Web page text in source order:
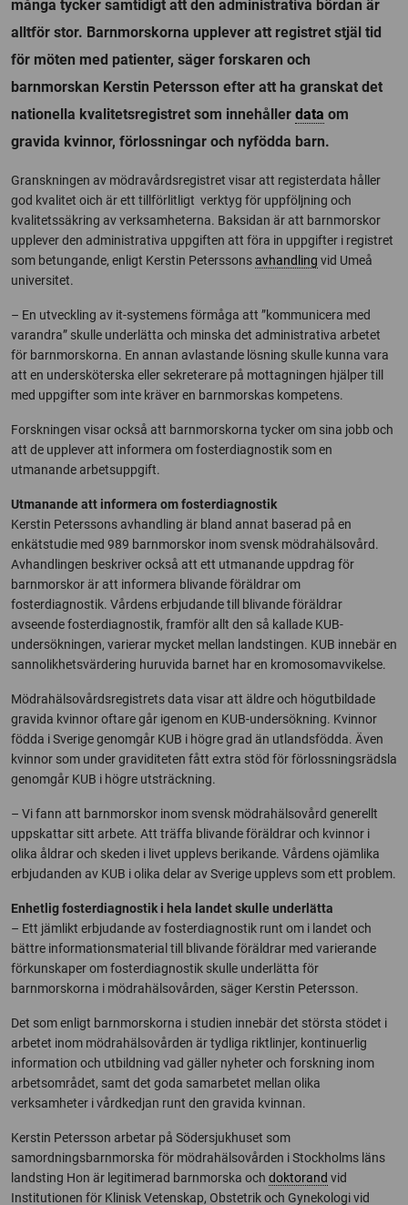
många tycker samtidigt att den administrativa bördan är
alltför stor. Barnmorskorna upplever att registret stjäl tid
för möten med patienter, säger forskaren och
barnmorskan Kerstin Petersson efter att ha granskat det
nationella kvalitetsregistret som innehåller data om
gravida kvinnor, förlossningar och nyfödda barn.
Granskningen av mödravårdsregistret visar att registerdata håller
god kvalitet oich är ett tillförlitligt verktyg för uppföljning och
kvalitetssäkring av verksamheterna. Baksidan är att barnmorskor
upplever den administrativa uppgiften att föra in uppgifter i registret
som betungande, enligt Kerstin Peterssonsavhandling vid Umeå
universitet.
– En utveckling av it-systemens förmåga att ”kommunicera med
varandra” skulle underlätta och minska det administrativa arbetet
för barnmorskorna. En annan avlastande lösning skulle kunna vara
att en undersköterska eller sekreterare på mottagningen hjälper till
med uppgifter som inte kräver en barnmorskas kompetens.
Forskningen visar också att barnmorskorna tycker om sina jobb och
att de upplever att informera om fosterdiagnostik som en
utmanande arbetsuppgift.
Utmanande att informera om fosterdiagnostik
Kerstin Peterssons avhandling är bland annat baserad på en
enkätstudie med 989 barnmorskor inom svensk mödrahälsovård.
Avhandlingen beskriver också att ett utmanande uppdrag för
barnmorskor är att informera blivande föräldrar om
fosterdiagnostik. Vårdens erbjudande till blivande föräldrar
avseende fosterdiagnostik, framför allt den så kallade KUB-
undersökningen, varierar mycket mellan landstingen. KUB innebär en
sannolikhetsvärdering huruvida barnet har en kromosomavvikelse.
Mödrahälsovårdsregistrets data visar att äldre och högutbildade
gravida kvinnor oftare går igenom en KUB-undersökning. Kvinnor
födda i Sverige genomgår KUB i högre grad än utlandsfödda. Även
kvinnor som under graviditeten fått extra stöd för förlossningsrädsla
genomgår KUB i högre utsträckning.
– Vi fann att barnmorskor inom svensk mödrahälsovård generellt
uppskattar sitt arbete. Att träffa blivande föräldrar och kvinnor i
olika åldrar och skeden i livet upplevs berikande. Vårdens ojämlika
erbjudanden av KUB i olika delar av Sverige upplevs som ett problem.
Enhetlig fosterdiagnostik i hela landet skulle underlätta
– Ett jämlikt erbjudande av fosterdiagnostik runt om i landet och
bättre informationsmaterial till blivande föräldrar med varierande
förkunskaper om fosterdiagnostik skulle underlätta för
barnmorskorna i mödrahälsovården, säger Kerstin Petersson.
Det som enligt barnmorskorna i studien innebär det största stödet i
arbetet inom mödrahälsovården är tydliga riktlinjer, kontinuerlig
information och utbildning vad gäller nyheter och forskning inom
arbetsområdet, samt det goda samarbetet mellan olika
verksamheter i vårdkedjan runt den gravida kvinnan.
­­­­­­­­­­­­­­­­­­­­­­­­­­­­­­Kerstin Petersson arbetar på Södersjukhuset som
samordningsbarnmorska för mödrahälsovården i Stockholms läns
landsting Hon är legitimerad barnmorska och doktorand vid
Institutionen för Klinisk Vetenskap, Obstetrik och Gynekologi vid